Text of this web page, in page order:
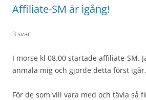
Affiliate-SM är igång!
3 svar
I morse kl 08.00 startade affiliate-SM.
anmäla mig och gjorde detta först igår.
För de som vill vara med och tävla så